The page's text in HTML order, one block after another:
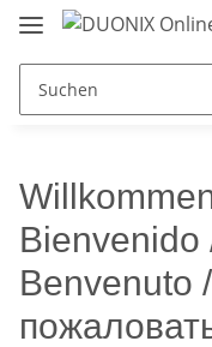
Bienvenido
Benvenuto